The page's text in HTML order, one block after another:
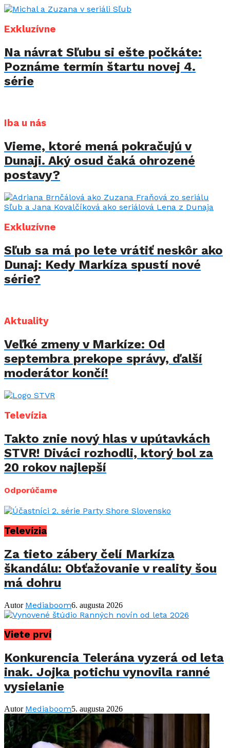
Exkluzívne
Na návrat Sľubu si ešte počkáte:
Poznáme termín štartu novej 4.
série
Iba u nás
Vieme, ktoré mená pokračujú v
Dunaji. Aký osud čaká ohrozené
postavy?
Exkluzívne
Sľub sa má po lete vrátiť neskôr ako
Dunaj: Kedy Markíza spustí nové
série?
Aktuality
Veľké zmeny v Markíze: Od
septembra prekope správy, ďalší
moderátor končí!
Televízia
Takto znie nový hlas v upútavkách
STVR! Diváci rozhodli, ktorý bol za
20 rokov najlepší
Odporúčame
Televízia
Za tieto zábery čelí Markíza
škandálu: Obťažovanie v reality šou
má dohru
Autor Mediaboom6. augusta 2026
Viete prví
Konkurencia Telerána vyzerá od leta
inak. Jojka potichu vynovila ranné
vysielanie
Autor Mediaboom5. augusta 2026